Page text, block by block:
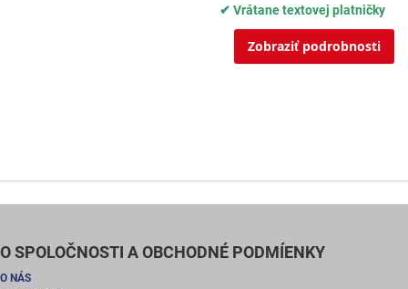
✔ Vrátane textovej platničky
Zobraziť podrobnosti
O SPOLOČNOSTI A OBCHODNÉ PODMÍENKY
O NÁS